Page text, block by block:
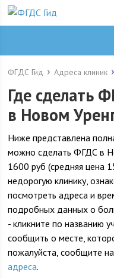
ФГДС Гид Адреса клиник
Где сделать
в Новом
Ниже представлена
можно сделать ФГДС в
1600 руб (средняя цена
недорогую клинику,
посмотреть адреса и
подробных данных о
- кликните по названию
сообщить о месте,
пожалуйста, сообщите
адреса.